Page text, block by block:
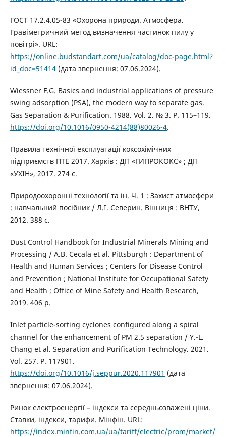
ГОСТ 17.2.4.05-83 «Охорона природи. Атмосфера.
Гравіметричний метод визначення частинок пилу у
повітрі». URL:
https://online.budstandart.com/ua/catalog/doc-page.html?
id_doc=51414(дата звернення: 07.06.2024).
Wiessner F.G. Basics and industrial applications of pressure
swing adsorption (PSA), the modern way to separate gas.
Gas Separation & Purification. 1988. Vol. 2. № 3. P. 115–119.
https://doi.org/10.1016/0950-4214(88)80026-4.
Правила технічної експлуатації коксохімічних
підприємств ПТЕ 2017. Харків : ДП «ГИПРОКОКС» ; ДП
«УХІН», 2017. 274 с.
Природоохоронні технології та ін. Ч. 1 : Захист атмосфери
: навчальний посібник / Л.І. Северин. Вінниця : ВНТУ,
2012. 388 с.
Dust Control Handbook for Industrial Minerals Mining and
Processing / A.B. Cecala et al. Pittsburgh : Department of
Health and Human Services ; Centers for Disease Control
and Prevention ; National Institute for Occupational Safety
and Health ; Office of Mine Safety and Health Research,
2019. 406 p.
Inlet particle-sorting cyclones configured along a spiral
channel for the enhancement of PM 2.5 separation / Y.-L.
Chang et al. Separation and Purification Technology. 2021.
Vol. 257. P. 117901.
https://doi.org/10.1016/j.seppur.2020.117901 (дата
звернення: 07.06.2024).
Ринок електроенергії – індекси та середньозважені ціни.
Ставки, індекси, тарифи. Мінфін. URL:
https://index.minfin.com.ua/ua/tariff/electric/prom/market/